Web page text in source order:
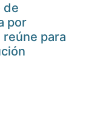
de
por
para